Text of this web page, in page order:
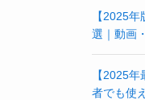
【2025
選｜動画
【2025
者でも使